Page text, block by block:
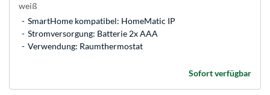
weiß
SmartHome kompatibel: HomeMatic IP
Stromversorgung: Batterie 2x AAA
Verwendung: Raumthermostat
Sofort verfügbar